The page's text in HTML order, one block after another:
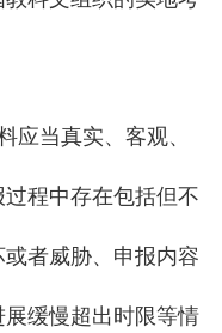
应当真实、客观、
程中存在包括但不
者威胁、申报内容
缓慢超出时限等情